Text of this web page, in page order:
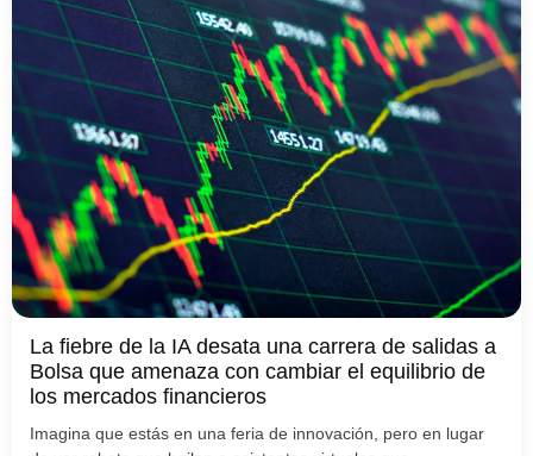
La fiebre de la IA desata una carrera de salidas a
Bolsa que amenaza con cambiar el equilibrio de
los mercados financieros
Imagina que estás en una feria de innovación, pero en lugar